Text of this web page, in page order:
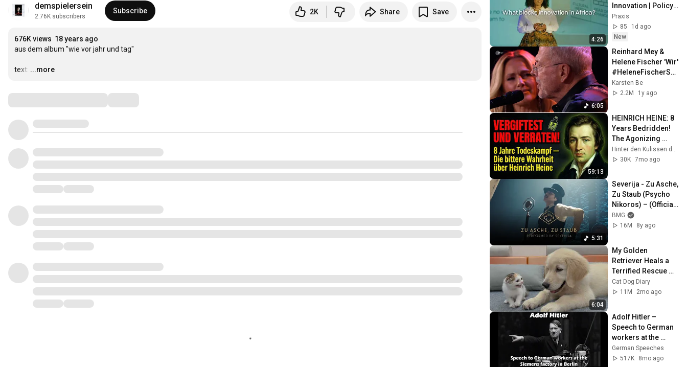
demspielersein
2.76K subscribers
Subscribe 2K Share Save
676K views 18 years ago
aus dem album "wie vor jahr und tag"
text: …
...more
4:26
Innovation | Policy
Innovation Lab-
Africa | Praxis
Praxis
85
1d ago
New
6:05
Reinhard Mey &
Helene Fischer 'Wir'
#HeleneFischerSh
ow
Karsten Be
2.2M
1y ago
59:13
HEINRICH HEINE: 8
Years Bedridden!
The Agonizing
Truth About
Germany's Greatest
30K 7mo ago
5:31
Severija - Zu Asche,
Zu Staub (Psycho
Nikoros) – (Official
Babylon Berlin
O.S.T.)
BMG
16M
8y ago
6:04
My Golden
Retriever Heals a
Terrified Rescue
Kitten in Just 3
Meetings!
Cat Dog Diary
11M
2mo ago
Adolf Hitler –
Speech to German
workers at the
Siemens factory in
Berlin, November
German Speeches
517K
8mo ago